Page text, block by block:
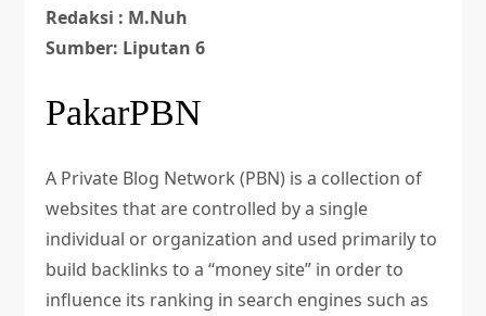
Redaksi : M.Nuh
Sumber: Liputan 6
PakarPBN
A Private Blog Network (PBN) is a collection of
websites that are controlled by a single
individual or organization and used primarily to
build backlinks to a “money site” in order to
influence its ranking in search engines such as